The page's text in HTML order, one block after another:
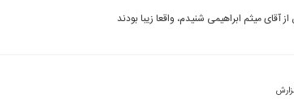
میثم ابراهیمی شنیدم، واقعا زیبا بودند